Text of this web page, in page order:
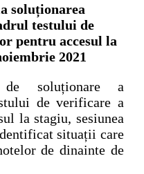
soluționarea
testului de
pentru accesul la
2021
soluționare a
de verificare a
la stagiu, sesiunea
situații care
de dinainte de